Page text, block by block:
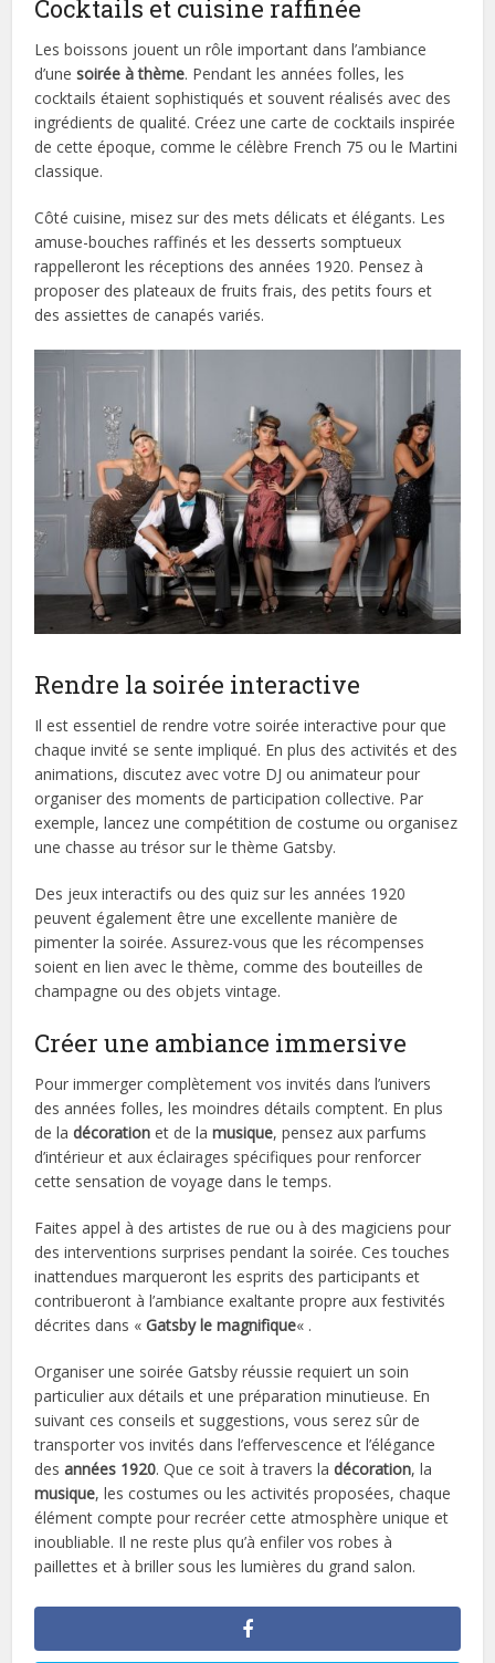
Cocktails et cuisine raffinée
Les boissons jouent un rôle important dans l’ambiance
d’unesoirée à thème. Pendant les années folles, les
cocktails étaient sophistiqués et souvent réalisés avec des
ingrédients de qualité. Créez une carte de cocktails inspirée
de cette époque, comme le célèbre French 75 ou le Martini
classique.
Côté cuisine, misez sur des mets délicats et élégants. Les
amuse-bouches raffinés et les desserts somptueux
rappelleront les réceptions des années 1920. Pensez à
proposer des plateaux de fruits frais, des petits fours et
des assiettes de canapés variés.
Rendre la soirée interactive
Il est essentiel de rendre votre soirée interactive pour que
chaque invité se sente impliqué. En plus des activités et des
animations, discutez avec votre DJ ou animateur pour
organiser des moments de participation collective. Par
exemple, lancez une compétition de costume ou organisez
une chasse au trésor sur le thème Gatsby.
Des jeux interactifs ou des quiz sur les années 1920
peuvent également être une excellente manière de
pimenter la soirée. Assurez-vous que les récompenses
soient en lien avec le thème, comme des bouteilles de
champagne ou des objets vintage.
Créer une ambiance immersive
Pour immerger complètement vos invités dans l’univers
des années folles, les moindres détails comptent. En plus
de ladécoration et de lamusique, pensez aux parfums
d’intérieur et aux éclairages spécifiques pour renforcer
cette sensation de voyage dans le temps.
Faites appel à des artistes de rue ou à des magiciens pour
des interventions surprises pendant la soirée. Ces touches
inattendues marqueront les esprits des participants et
contribueront à l’ambiance exaltante propre aux festivités
décrites dans «Gatsby le magnifique« .
Organiser une soirée Gatsby réussie requiert un soin
particulier aux détails et une préparation minutieuse. En
suivant ces conseils et suggestions, vous serez sûr de
transporter vos invités dans l’effervescence et l’élégance
desannées 1920. Que ce soit à travers ladécoration, la
musique, les costumes ou les activités proposées, chaque
élément compte pour recréer cette atmosphère unique et
inoubliable. Il ne reste plus qu’à enfiler vos robes à
paillettes et à briller sous les lumières du grand salon.